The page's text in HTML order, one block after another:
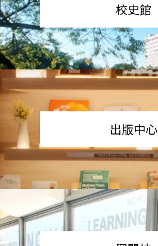
校史館
出版中心